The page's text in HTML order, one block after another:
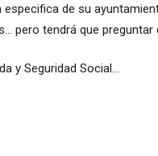
de su
pero tendrá que
y Seguridad Social...